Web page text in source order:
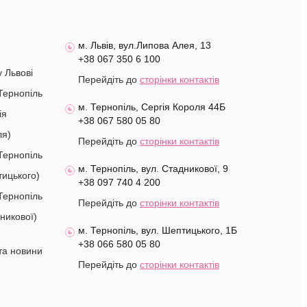
Львові
новини
м. Львів, вул.Липова Алея, 13
+38 067 350 6 100
Перейдіть до сторінки контактів
м. Тернопіль, Сергія Короля 44Б
+38 067 580 05 80
Перейдіть до сторінки контактів
м. Тернопіль, вул. Стадникової, 9
+38 097 740 4 200
Перейдіть до сторінки контактів
м. Тернопіль, вул. Шептицького, 1Б
+38 066 580 05 80
Перейдіть до сторінки контактів